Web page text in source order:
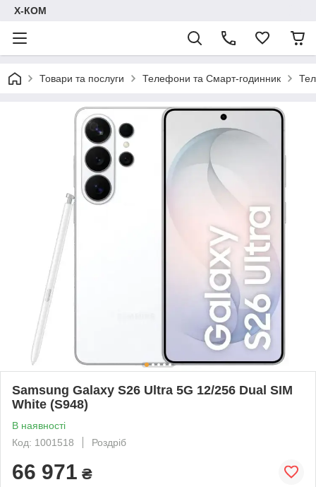
Х-КОМ
Товари та послуги Телефони та Смарт-годинник
Samsung Galaxy S26 Ultra 5G 12/256 Dual SIM
White (S948)
В наявності
Код: 1001518
Роздріб
66 971 ₴